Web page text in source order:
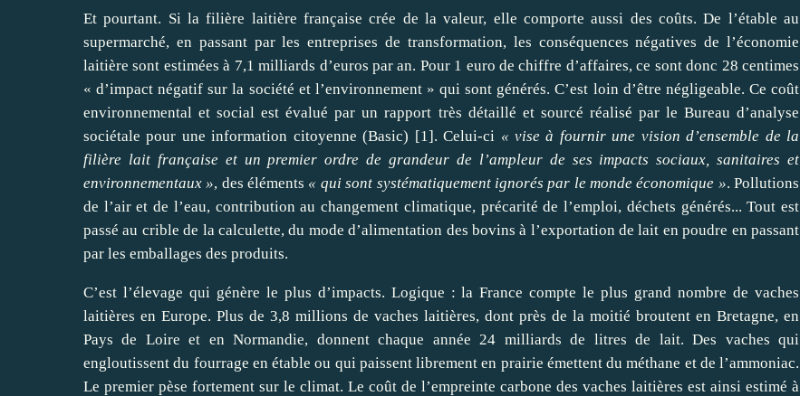
Et pourtant. Si la filière laitière française crée de la valeur, elle comporte aussi des coûts. De l’étable au
supermarché, en passant par les entreprises de transformation, les conséquences négatives de l’économie
laitière sont estimées à 7,1 milliards d’euros par an. Pour 1 euro de chiffre d’affaires, ce sont donc 28 centimes
« d’impact négatif sur la société et l’environnement » qui sont générés. C’est loin d’être négligeable. Ce coût
environnemental et social est évalué par un rapport très détaillé et sourcé réalisé par le Bureau d’analyse
sociétale pour une information citoyenne (Basic) [1] . Celui-ci « vise à fournir une vision d’ensemble de la
filière lait française et un premier ordre de grandeur de l’ampleur de ses impacts sociaux, sanitaires et
environnementaux », des éléments « qui sont systématiquement ignorés par le monde économique ». Pollutions
de l’air et de l’eau, contribution au changement climatique, précarité de l’emploi, déchets générés... Tout est
passé au crible de la calculette, du mode d’alimentation des bovins à l’exportation de lait en poudre en passant
par les emballages des produits.
C’est l’élevage qui génère le plus d’impacts. Logique : la France compte le plus grand nombre de vaches
laitières en Europe. Plus de 3,8 millions de vaches laitières, dont près de la moitié broutent en Bretagne, en
Pays de Loire et en Normandie, donnent chaque année 24 milliards de litres de lait. Des vaches qui
engloutissent du fourrage en étable ou qui paissent librement en prairie émettent du méthane et de l’ammoniac.
Le premier pèse fortement sur le climat. Le coût de l’empreinte carbone des vaches laitières est ainsi estimé à